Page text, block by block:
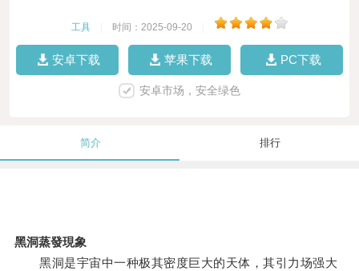
工具 时间：2025-09-20
安卓下载 苹果下载 PC下载
安卓市场，安全绿色
简介 排行
黑洞蒸發現象
黑洞是宇宙中一种极其密度巨大的天体，其引力场强大